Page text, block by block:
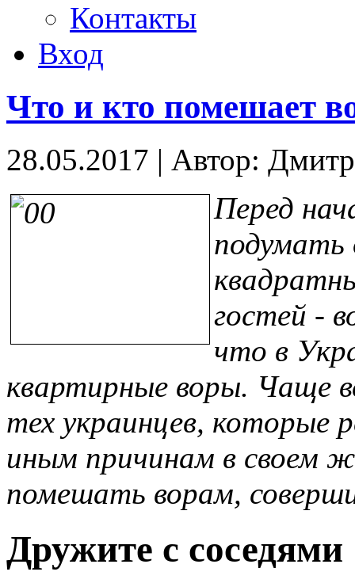
Контакты
Вход
Что и кто помешает
28.05.2017 | Автор:
Перед
подумать
гостей -
что в
квартирные воры. Чаще
тех украинцев, которые
иным причинам в своем
помешать ворам,
Дружите с соседями